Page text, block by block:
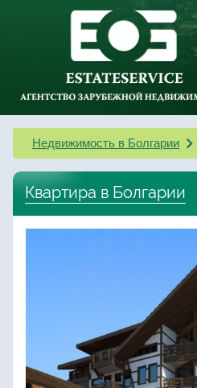
Недвижимость в Болгарии
Квартира в Болгарии